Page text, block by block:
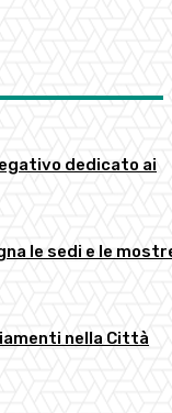
dedicato ai
le sedi e le
nella Città